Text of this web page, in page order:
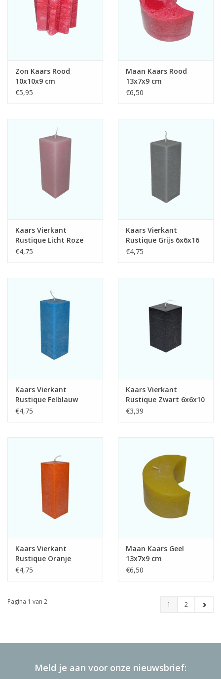
Zon Kaars Rood
10x10x9 cm
€5,95
Maan Kaars Rood
13x7x9 cm
€6,50
Kaars Vierkant
Rustique Licht Roze
6x6x16 cm
€4,75
Kaars Vierkant
Rustique Grijs 6x6x16
cm
€4,75
Kaars Vierkant
Rustique Felblauw
6x6x16 cm
€4,75
Kaars Vierkant
Rustique Zwart 6x6x10
cm
€3,39
Kaars Vierkant
Rustique Oranje
6x6x16 cm
€4,75
Maan Kaars Geel
13x7x9 cm
€6,50
Pagina 1 van 2 1 2
Meld je aan voor onze nieuwsbrief: